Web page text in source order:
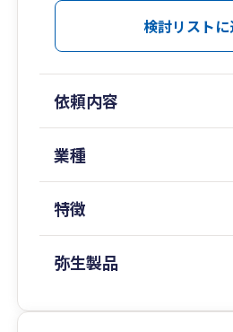
クラウド会計やAI・ITツール
従来の会計事務所が行ってい
善】など、
お客様にとって本当に価値の
することに注力しています。
なく、
【残るお金が最大化】できる
スを心掛けています。
検討リストに
依頼内容
業種
特徴
弥生製品